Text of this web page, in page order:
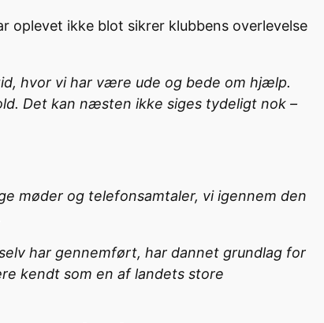
oplevet ikke blot sikrer klubbens overlevelse
hvor vi har være ude og bede om hjælp.
Det kan næsten ikke siges tydeligt nok –
møder og telefonsamtaler, vi igennem den
har gennemført, har dannet grundlag for
kendt som en af landets store